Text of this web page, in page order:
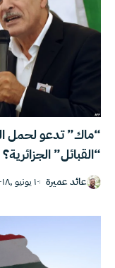
“ماك” تدعو لحمل
“القبائل” الجزائرية؟
عائد عميرة ١٠ يونيو ,٢٠١٨